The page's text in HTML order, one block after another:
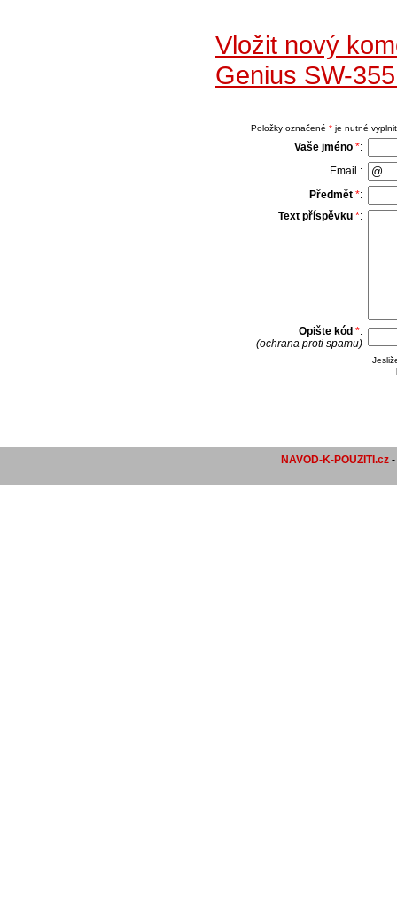
Vložit nový
Genius SW-
Položky označené *je nutné
Vaše jméno *:
Email :
Předmět *:
Text příspěvku *:
Opište kód *:
(ochrana proti spamu)
NAVOD-K-POUZITI.cz